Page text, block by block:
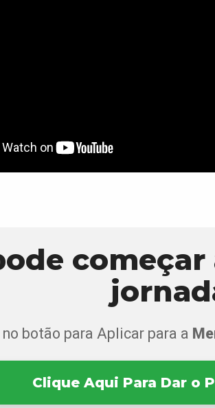
botão para Aplicar para a
Clique Aqui Para Dar o